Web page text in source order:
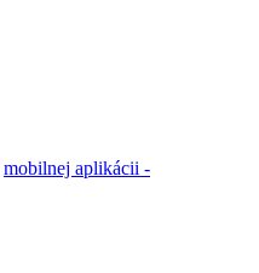
mobilnej aplikácii -